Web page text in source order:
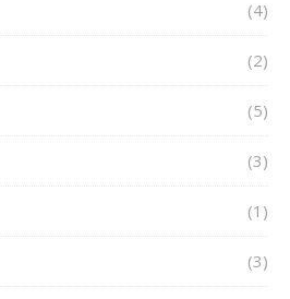
(4)
(2)
(5)
(3)
(1)
(3)